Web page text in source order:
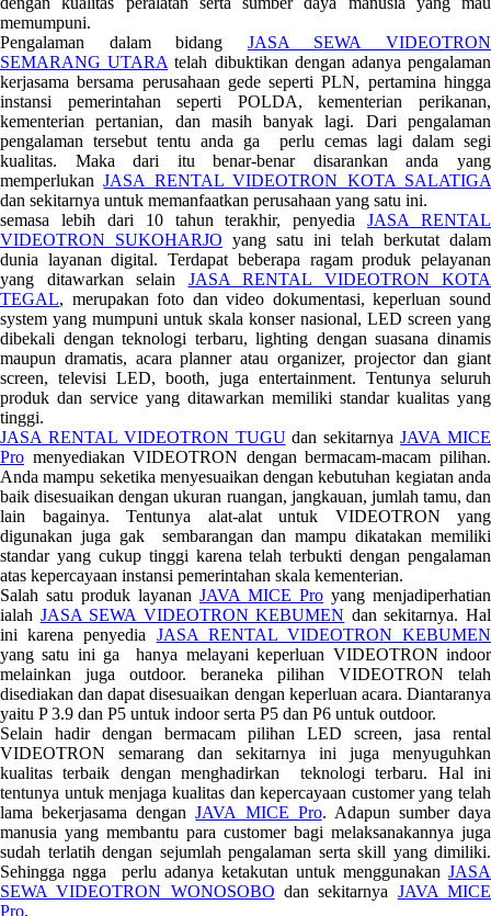
memumpuni.
Pengalaman dalam bidang JASA SEWA VIDEOTRON
SEMARANG UTARA telah dibuktikan dengan adanya pengalaman
kerjasama bersama perusahaan gede seperti PLN, pertamina hingga
instansi pemerintahan seperti POLDA, kementerian perikanan,
kementerian pertanian, dan masih banyak lagi. Dari pengalaman
pengalaman tersebut tentu anda ga perlu cemas lagi dalam segi
kualitas. Maka dari itu benar-benar disarankan anda yang
memperlukanJASA RENTAL VIDEOTRON KOTA SALATIGA
dan sekitarnya untuk memanfaatkan perusahaan yang satu ini.
semasa lebih dari 10 tahun terakhir, penyediaJASA RENTAL
VIDEOTRON SUKOHARJO yang satu ini telah berkutat dalam
dunia layanan digital. Terdapat beberapa ragam produk pelayanan
yang ditawarkan selain JASA RENTAL VIDEOTRON KOTA
TEGAL, merupakan foto dan video dokumentasi, keperluan sound
system yang mumpuni untuk skala konser nasional, LED screen yang
dibekali dengan teknologi terbaru, lighting dengan suasana dinamis
maupun dramatis, acara planner atau organizer, projector dan giant
screen, televisi LED, booth, juga entertainment. Tentunya seluruh
produk dan service yang ditawarkan memiliki standar kualitas yang
tinggi.
JASA RENTAL VIDEOTRON TUGUdan sekitarnyaJAVA MICE
Pro menyediakan VIDEOTRON dengan bermacam-macam pilihan.
Anda mampu seketika menyesuaikan dengan kebutuhan kegiatan anda
baik disesuaikan dengan ukuran ruangan, jangkauan, jumlah tamu, dan
lain bagainya. Tentunya alat-alat untuk VIDEOTRON yang
digunakan juga gak sembarangan dan mampu dikatakan memiliki
standar yang cukup tinggi karena telah terbukti dengan pengalaman
atas kepercayaan instansi pemerintahan skala kementerian.
Salah satu produk layanan JAVA MICE Pro yang menjadiperhatian
ialah JASA SEWA VIDEOTRON KEBUMEN dan sekitarnya. Hal
ini karena penyedia JASA RENTAL VIDEOTRON KEBUMEN
yang satu ini ga hanya melayani keperluan VIDEOTRON indoor
melainkan juga outdoor. beraneka pilihan VIDEOTRON telah
disediakan dan dapat disesuaikan dengan keperluan acara. Diantaranya
yaitu P 3.9 dan P5 untuk indoor serta P5 dan P6 untuk outdoor.
Selain hadir dengan bermacam pilihan LED screen, jasa rental
VIDEOTRON semarang dan sekitarnya ini juga menyuguhkan
kualitas terbaik dengan menghadirkan teknologi terbaru. Hal ini
tentunya untuk menjaga kualitas dan kepercayaan customer yang telah
lama bekerjasama denganJAVA MICE Pro. Adapun sumber daya
manusia yang membantu para customer bagi melaksanakannya juga
sudah terlatih dengan sejumlah pengalaman serta skill yang dimiliki.
Sehingga ngga perlu adanya ketakutan untuk menggunakan JASA
SEWA VIDEOTRON WONOSOBO dan sekitarnya JAVA MICE
Pro.